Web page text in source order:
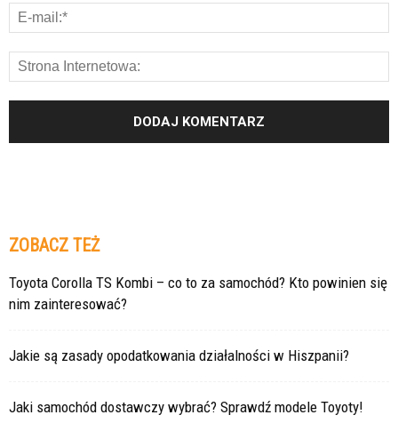
ZOBACZ TEŻ
Toyota Corolla TS Kombi – co to za samochód? Kto powinien się
nim zainteresować?
Jakie są zasady opodatkowania działalności w Hiszpanii?
Jaki samochód dostawczy wybrać? Sprawdź modele Toyoty!